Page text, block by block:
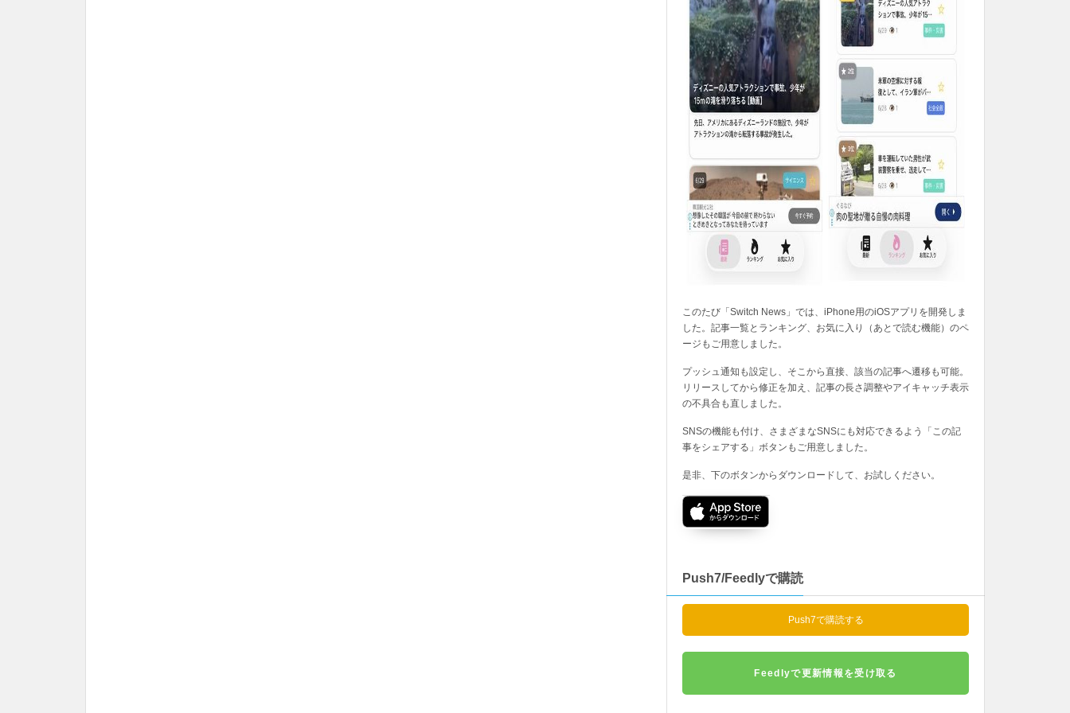
このたび「Switch News」では、iPhone用のiOSアプリを開発しま
した。記事一覧とランキング、お気に入り（あとで読む機能）のペ
ージもご用意しました。
プッシュ通知も設定し、そこから直接、該当の記事へ遷移も可能。
リリースしてから修正を加え、記事の長さ調整やアイキャッチ表示
の不具合も直しました。
SNSの機能も付け、さまざまなSNSにも対応できるよう「この記
事をシェアする」ボタンもご用意しました。
是非、下のボタンからダウンロードして、お試しください。
Push7/Feedlyで購読
Push7で購読する
Feedlyで更新情報を受け取る